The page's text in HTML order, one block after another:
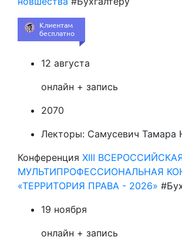
12 августа
онлайн + запись
2070
Лекторы: Самусевич Тамара
Конференция XIII
МУЛЬТИПРОФЕССИОНАЛЬНАЯ
«ТЕРРИТОРИЯ ПРАВА - 2026»
19 ноября
онлайн + запись